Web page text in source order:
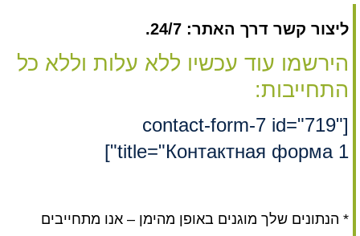
ליצור קשר דרך האתר: 24/7.
הירשמו עוד עכשיו ללא עלות וללא כל
התחייבות:
[contact-form-7 id="719"
title="Контактная форма 1"]
* הנתונים שלך מוגנים באופן מהימן – אנו מתחייבים